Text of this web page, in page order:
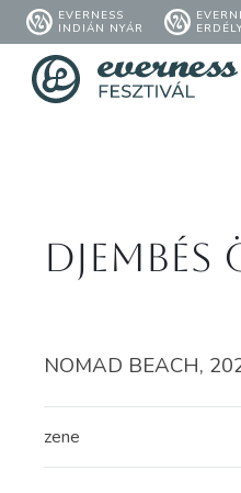
EVERNESS
INDIÁN NYÁR
NOMAD BEACH,
zene